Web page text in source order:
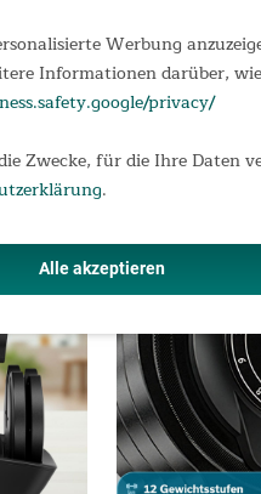
wertvollen Trainingsplatz
bei jedem Workout
PP-Gewichtsscheiben
Platzbedarf
Werbung
Informationen darüber,
privacy/
Zwecke, für die Ihre Daten
.
Alle akzeptieren